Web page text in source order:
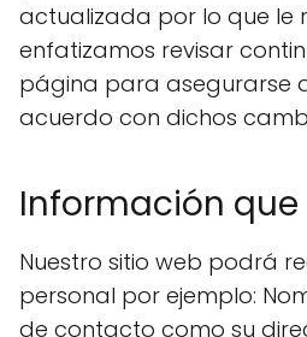
actualizada por lo que le
enfatizamos revisar
página para asegurarse
acuerdo con dichos
Información
Nuestro sitio web podrá
personal por ejemplo:
de contacto como su